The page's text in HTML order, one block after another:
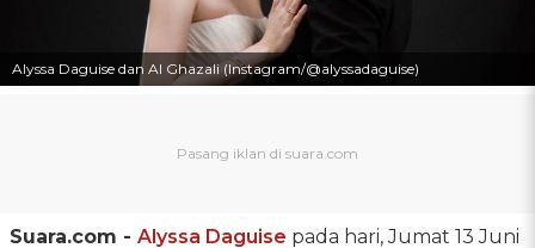
Alyssa Daguise dan Al Ghazali (Instagram/@alyssadaguise)
Suara.com - Alyssa Daguise pada hari, Jumat 13 Juni